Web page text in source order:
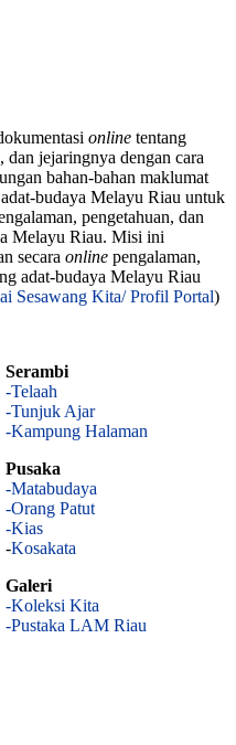
online tentang
jejaringnya dengan cara
bahan-bahan maklumat
budaya Melayu Riau untuk
pengetahuan, dan
Melayu Riau. Misi ini
secara online pengalaman,
adat-budaya Melayu Riau
Sesawang Kita/ Profil Portal)
Serambi
-Telaah
-Tunjuk Ajar
-Kampung Halaman
Pusaka
-Matabudaya
-Orang Patut
-Kias
-Kosakata
Galeri
-Koleksi Kita
-Pustaka LAM Riau